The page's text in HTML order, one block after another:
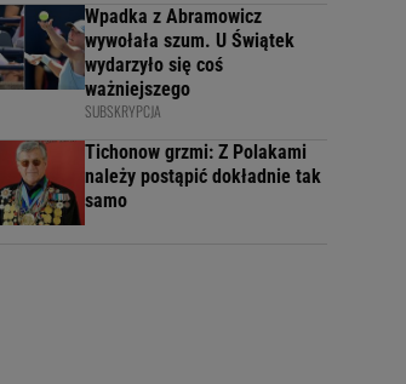
Wpadka z Abramowicz
wywołała szum. U Świątek
wydarzyło się coś
ważniejszego
SUBSKRYPCJA
Tichonow grzmi: Z Polakami
należy postąpić dokładnie tak
samo